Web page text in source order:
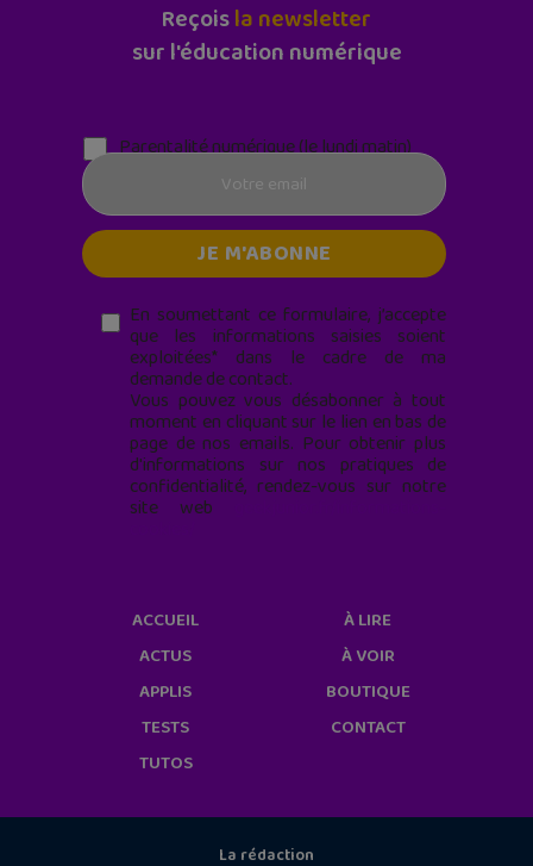
Reçoisla newsletter
sur l'éducation numérique
Parentalité numérique (le lundi matin)
En soumettant ce formulaire, j’accepte
que les informations saisies soient
exploitées* dans le cadre de ma
demande de contact.
Vous pouvez vous désabonner à tout
moment en cliquant sur le lien en bas de
page de nos emails. Pour obtenir plus
d'informations sur nos pratiques de
confidentialité, rendez-vous sur notre
site web
ACCUEIL
ACTUS
APPLIS
TESTS
TUTOS
À LIRE
À VOIR
BOUTIQUE
CONTACT
La rédaction